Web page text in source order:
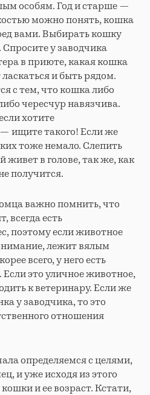
особям. Год и старше —
можно понять, кошка
вами. Выбирать кошку
у заводчика
в приюте, какая кошка
и быть рядом.
с тем, что кошка либо
чересчур навязчива.
хотите
ищите такого! Если же
тоже немало. Слепить
живет в голове, так же, как
получится.
важно помнить, что
всегда есть
поэтому если животное
лежит вялым
всего, у него есть
это уличное животное,
к ветеринару. Если же
у заводчика, то это
отношения
определяемся с целями,
и уже исходя из этого
и ее возраст. Кстати,